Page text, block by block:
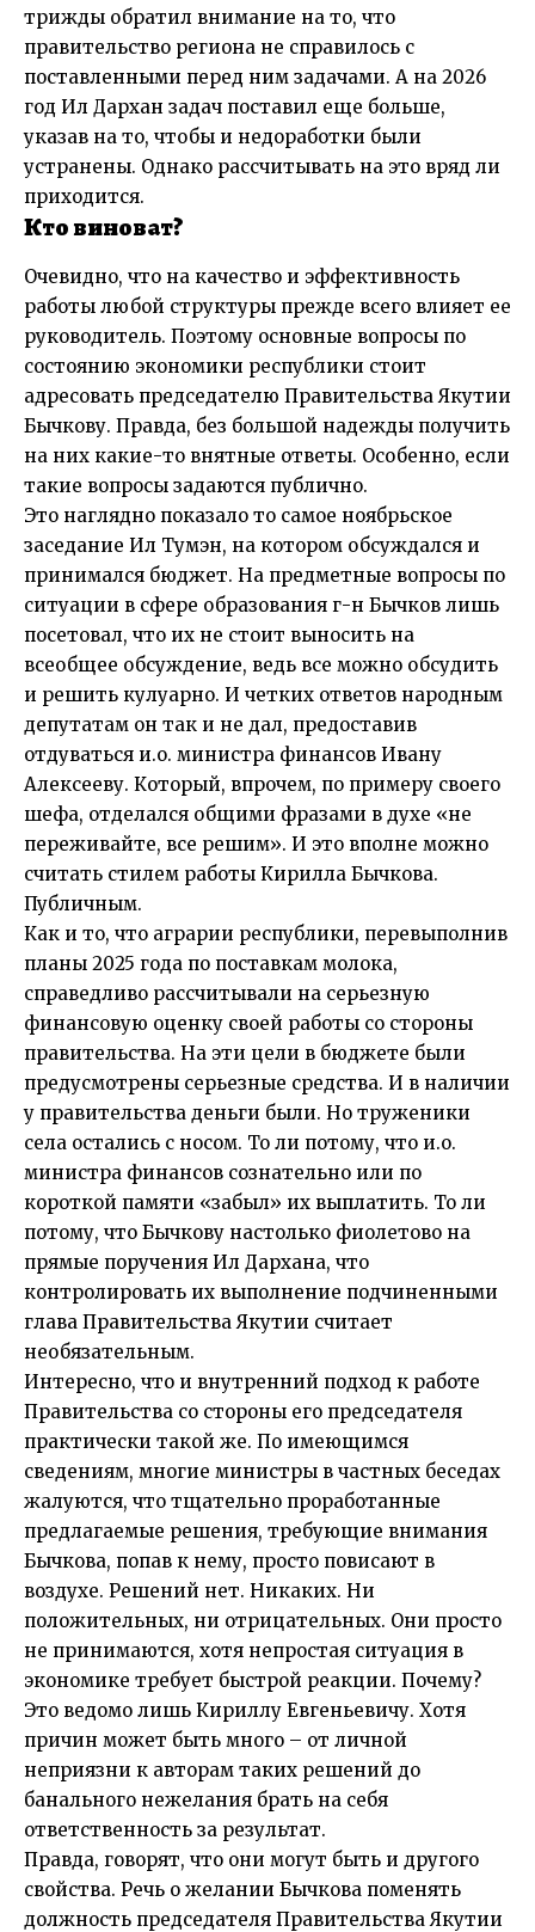
трижды обратил внимание на то, что
правительство региона не справилось с
поставленными перед ним задачами. А на 2026
год Ил Дархан задач поставил еще больше,
указав на то, чтобы и недоработки были
устранены. Однако рассчитывать на это вряд ли
приходится.
Кто виноват?
Очевидно, что на качество и эффективность
работы любой структуры прежде всего влияет ее
руководитель. Поэтому основные вопросы по
состоянию экономики республики стоит
адресовать председателю Правительства Якутии
Бычкову. Правда, без большой надежды получить
на них какие-то внятные ответы. Особенно, если
такие вопросы задаются публично.
Это наглядно показало то самое ноябрьское
заседание Ил Тумэн, на котором обсуждался и
принимался бюджет. На предметные вопросы по
ситуации в сфере образования г-н Бычков лишь
посетовал, что их не стоит выносить на
всеобщее обсуждение, ведь все можно обсудить
и решить кулуарно. И четких ответов народным
депутатам он так и не дал, предоставив
отдуваться и.о. министра финансов Ивану
Алексееву. Который, впрочем, по примеру своего
шефа, отделался общими фразами в духе «не
переживайте, все решим». И это вполне можно
считать стилем работы Кирилла Бычкова.
Публичным.
Как и то, что аграрии республики, перевыполнив
планы 2025 года по поставкам молока,
справедливо рассчитывали на серьезную
финансовую оценку своей работы со стороны
правительства. На эти цели в бюджете были
предусмотрены серьезные средства. И в наличии
у правительства деньги были. Но труженики
села остались с носом. То ли потому, что и.о.
министра финансов сознательно или по
короткой памяти «забыл» их выплатить. То ли
потому, что Бычкову настолько фиолетово на
прямые поручения Ил Дархана, что
контролировать их выполнение подчиненными
глава Правительства Якутии считает
необязательным.
Интересно, что и внутренний подход к работе
Правительства со стороны его председателя
практически такой же. По имеющимся
сведениям, многие министры в частных беседах
жалуются, что тщательно проработанные
предлагаемые решения, требующие внимания
Бычкова, попав к нему, просто повисают в
воздухе. Решений нет. Никаких. Ни
положительных, ни отрицательных. Они просто
не принимаются, хотя непростая ситуация в
экономике требует быстрой реакции. Почему?
Это ведомо лишь Кириллу Евгеньевичу. Хотя
причин может быть много – от личной
неприязни к авторам таких решений до
банального нежелания брать на себя
ответственность за результат.
Правда, говорят, что они могут быть и другого
свойства. Речь о желании Бычкова поменять
должность председателя Правительства Якутии